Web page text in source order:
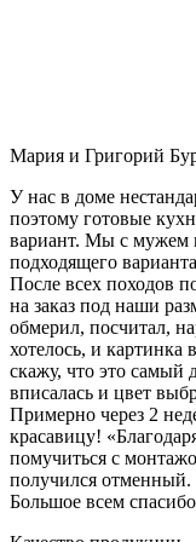
Мария и Григорий
У нас в доме
поэтому готовые
вариант. Мы с мужем
подходящего
После всех походов
на заказ под наши
обмерил, посчитал,
хотелось, и картинка
скажу, что это самый
вписалась и цвет
Примерно через 2
красавицу!
помучиться с
получился отменный.
Большое всем